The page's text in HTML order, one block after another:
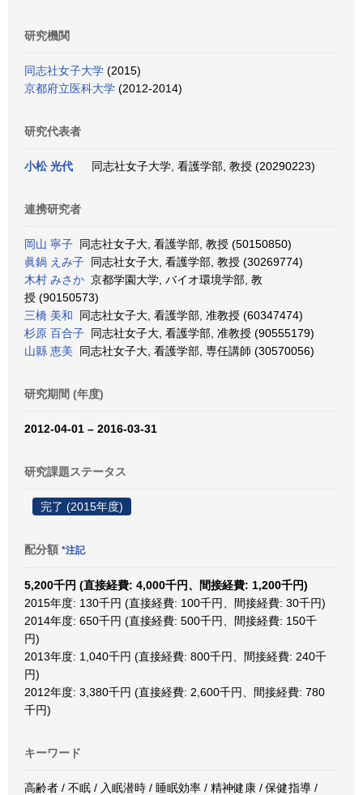
研究機関
同志社女子大学 (2015)
京都府立医科大学 (2012-2014)
研究代表者
小松 光代 同志社女子大学, 看護学部, 教授 (20290223)
連携研究者
岡山 寧子 同志社女子大, 看護学部, 教授 (50150850)
眞鍋 えみ子 同志社女子大, 看護学部, 教授 (30269774)
木村 みさか 京都学園大学, バイオ環境学部, 教
授 (90150573)
三橋 美和 同志社女子大, 看護学部, 准教授 (60347474)
杉原 百合子 同志社女子大, 看護学部, 准教授 (90555179)
山縣 恵美 同志社女子大, 看護学部, 専任講師 (30570056)
研究期間 (年度)
2012-04-01 – 2016-03-31
研究課題ステータス
完了 (2015年度)
配分額 *注記
5,200千円 (直接経費: 4,000千円、間接経費: 1,200千円)
2015年度: 130千円 (直接経費: 100千円、間接経費: 30千円)
2014年度: 650千円 (直接経費: 500千円、間接経費: 150千
円)
2013年度: 1,040千円 (直接経費: 800千円、間接経費: 240千
円)
2012年度: 3,380千円 (直接経費: 2,600千円、間接経費: 780
千円)
キーワード
高齢者 / 不眠 / 入眠潜時 / 睡眠効率 / 精神健康 / 保健指導 /